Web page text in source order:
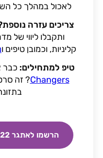
לאכול במהלך כל
צריכים עזרה
ותקבלו ליווי של
קליניות, וכמובן טיפים ו
טיפ למתחילים: כבר
Changers? זה
הרשמו לאתגר 22 ועברו לטבעונות ביחד